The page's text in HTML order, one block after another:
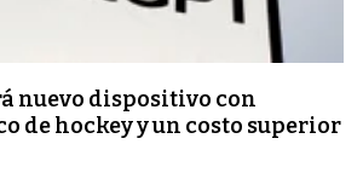
nuevo dispositivo con
de hockey y un costo superior